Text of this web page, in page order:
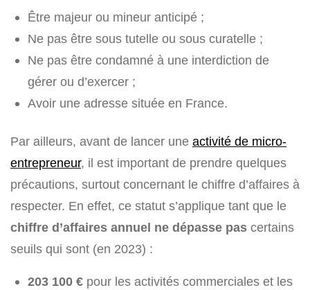
Être majeur ou mineur anticipé ;
Ne pas être sous tutelle ou sous curatelle ;
Ne pas être condamné à une interdiction de
gérer ou d’exercer ;
Avoir une adresse située en France.
Par ailleurs, avant de lancer une activité de micro-
entrepreneur, il est important de prendre quelques
précautions, surtout concernant le chiffre d’affaires à
respecter. En effet, ce statut s’applique tant que le
chiffre d’affaires annuel ne dépasse pas certains
seuils qui sont (en 2023) :
203 100 € pour les activités commerciales et les